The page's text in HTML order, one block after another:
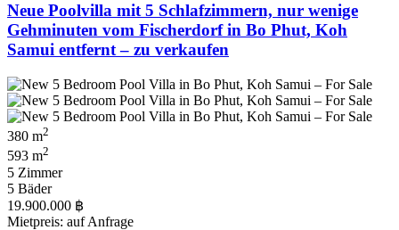
Neue Poolvilla mit 5 Schlafzimmern, nur wenige
Gehminuten vom Fischerdorf in Bo Phut, Koh
Samui entfernt – zu verkaufen
380 m2
593 m2
5 Zimmer
5 Bäder
19.900.000 ฿
Mietpreis: auf Anfrage